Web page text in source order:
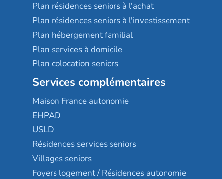
Plan résidences seniors à l'achat
Plan résidences seniors à l'investissement
Plan hébergement familial
Plan services à domicile
Plan colocation seniors
Services complémentaires
Maison France autonomie
EHPAD
USLD
Résidences services seniors
Villages seniors
Foyers logement / Résidences autonomie